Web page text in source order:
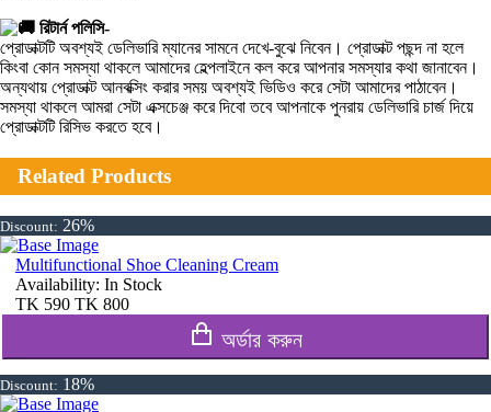
রিটার্ন পলিসি-
প্রোডাক্টটি অবশ্যই ডেলিভারি ম্যানের সামনে দেখে-বুঝে নিবেন। প্রোডাক্ট পছন্দ না হলে
কিংবা কোন সমস্যা থাকলে আমাদের হেল্পলাইনে কল করে আপনার সমস্যার কথা জানাবেন।
অন্যথায় প্রোডাক্ট আনবক্সিং করার সময় অবশ্যই ভিডিও করে সেটা আমাদের পাঠাবেন।
সমস্যা থাকলে আমরা সেটা এক্সচেঞ্জ করে দিবো তবে আপনাকে পুনরায় ডেলিভারি চার্জ দিয়ে
প্রোডাক্টটি রিসিভ করতে হবে।
Related Products
Discount: 26%
Multifunctional Shoe Cleaning Cream
Availability: In Stock
TK 590 TK 800
অর্ডার করুন
Discount: 18%